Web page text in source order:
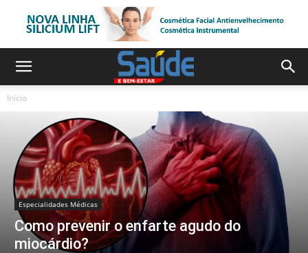
Início
Especialidades Médicas
Como prevenir o enfarte agudo do
miocárdio?